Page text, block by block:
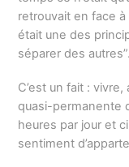
retrouvait en face
était une des
séparer des autres”.
C’est un fait :
quasi-permanente
heures par jour et
sentiment